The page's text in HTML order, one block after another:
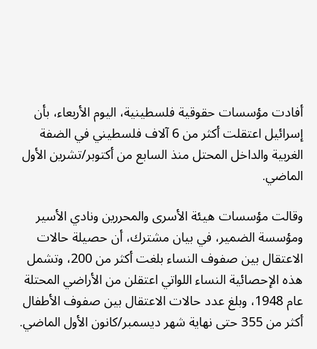
أفادت مؤسسات حقوقية فلسطينية، اليوم الأربعاء، بأن
إسرائيل اعتقلت أكثر من 6 آلاف فلسطيني في الضفة
الغربية والداخل المحتل منذ السابع من أكتوبر/تشرين الأول
الماضي.
وقالت مؤسسات هيئة الأسرى والمحررين ونادي الأسير
ومؤسسة الضمير، في بيان مشترك، أن حصيلة حالات
الاعتقال بين صفوف النساء بلغت أكثر من 200، وتشمل
هذه الإحصائية النساء اللواتي اعتقلن من الأراضي المحتلة
عام 1948، وبلغ عدد حالات الاعتقال بين صفوف الأطفال
أكثر من 355 حتى نهاية شهر ديسمبر/كانون الأول الماضي.